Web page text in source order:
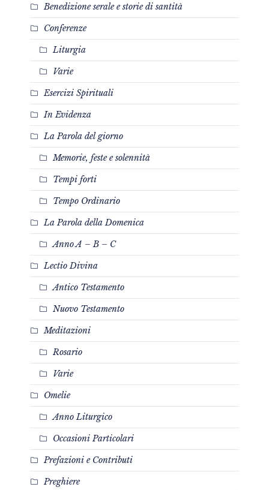
Benedizione serale e storie di santità
Conferenze
Liturgia
Varie
Esercizi Spirituali
In Evidenza
La Parola del giorno
Memorie, feste e solennità
Tempi forti
Tempo Ordinario
La Parola della Domenica
Anno A – B – C
Lectio Divina
Antico Testamento
Nuovo Testamento
Meditazioni
Rosario
Varie
Omelie
Anno Liturgico
Occasioni Particolari
Prefazioni e Contributi
Preghiere